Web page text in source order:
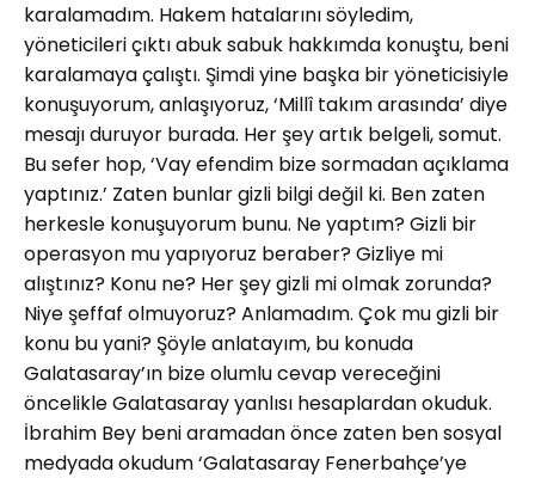
karalamadım. Hakem hatalarını söyledim,
yöneticileri çıktı abuk sabuk hakkımda konuştu, beni
karalamaya çalıştı. Şimdi yine başka bir yöneticisiyle
konuşuyorum, anlaşıyoruz, ‘Millî takım arasında’ diye
mesajı duruyor burada. Her şey artık belgeli, somut.
Bu sefer hop, ‘Vay efendim bize sormadan açıklama
yaptınız.’ Zaten bunlar gizli bilgi değil ki. Ben zaten
herkesle konuşuyorum bunu. Ne yaptım? Gizli bir
operasyon mu yapıyoruz beraber? Gizliye mi
alıştınız? Konu ne? Her şey gizli mi olmak zorunda?
Niye şeffaf olmuyoruz? Anlamadım. Çok mu gizli bir
konu bu yani? Şöyle anlatayım, bu konuda
Galatasaray’ın bize olumlu cevap vereceğini
öncelikle Galatasaray yanlısı hesaplardan okuduk.
İbrahim Bey beni aramadan önce zaten ben sosyal
medyada okudum ‘Galatasaray Fenerbahçe’ye